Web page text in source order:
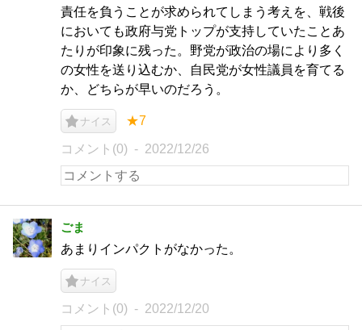
責任を負うことが求められてしまう考えを、戦後
においても政府与党トップが支持していたことあ
たりが印象に残った。野党が政治の場により多く
の女性を送り込むか、自民党が女性議員を育てる
か、どちらが早いのだろう。
ナイス ★7
コメント(0) 2022/12/26
ごま
あまりインパクトがなかった。
ナイス
コメント(0) 2022/12/20